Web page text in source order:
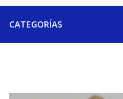
CATEGORÍAS